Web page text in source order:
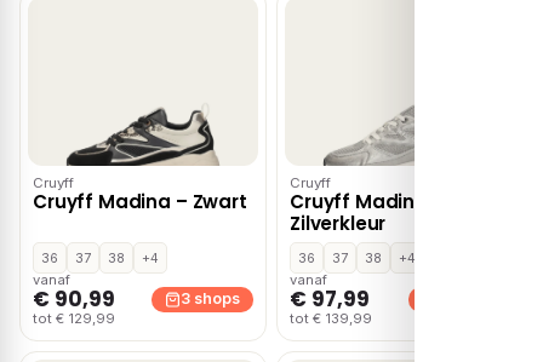
Cruyff
Cruyff Madina – Zwart
36 37 38
+4
vanaf
€ 90,99
tot € 129,99
3 shops
Cruyff
Cruyff Madina Zilver –
Zilverkleur
36 37 38
+4
vanaf
€ 97,99
tot € 139,99